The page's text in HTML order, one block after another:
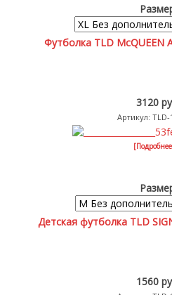
Футболка TLD McQUEEN
3120
Артикул: TLD-
Детская футболка TLD
1560